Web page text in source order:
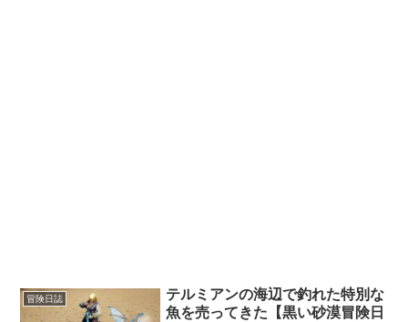
冒険日誌
テルミアンの海辺で釣れた特別な
魚を売ってきた【黒い砂漠冒険日